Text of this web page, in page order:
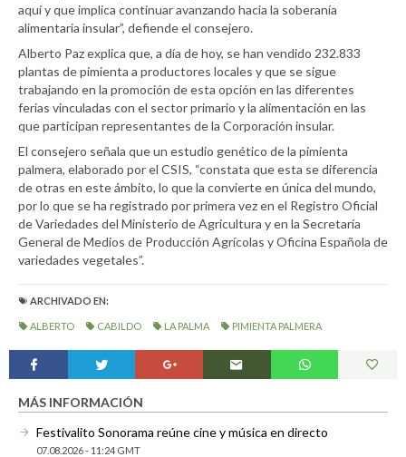
aquí y que implica continuar avanzando hacia la soberanía
alimentaria insular”, defiende el consejero.
Alberto Paz explica que, a día de hoy, se han vendido 232.833
plantas de pimienta a productores locales y que se sigue
trabajando en la promoción de esta opción en las diferentes
ferias vinculadas con el sector primario y la alimentación en las
que participan representantes de la Corporación insular.
El consejero señala que un estudio genético de la pimienta
palmera, elaborado por el CSIS, “constata que esta se diferencia
de otras en este ámbito, lo que la convierte en única del mundo,
por lo que se ha registrado por primera vez en el Registro Oficial
de Variedades del Ministerio de Agricultura y en la Secretaría
General de Medios de Producción Agrícolas y Oficina Española de
variedades vegetales”.
ARCHIVADO EN:
ALBERTO CABILDO LA PALMA PIMIENTA PALMERA
MÁS INFORMACIÓN
Festivalito Sonorama reúne cine y música en directo
07.08.2026 - 11:24 GMT